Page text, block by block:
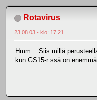
Rotavirus
23.08.03 - klo: 17.21
Hmm... Siis millä
kun GS15-r:ssä on